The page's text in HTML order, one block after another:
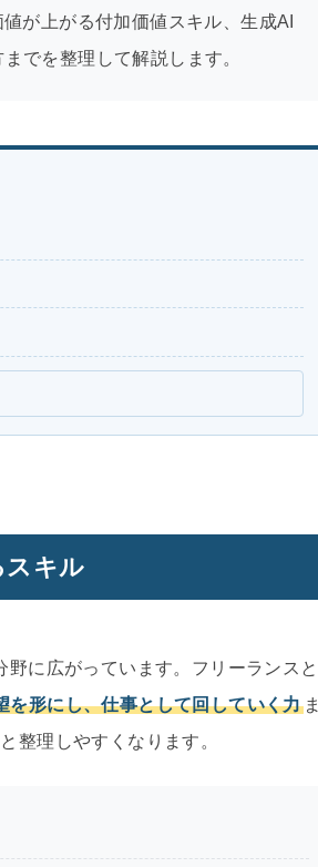
が上がる付加価値スキル、生成AI
でを整理して解説します。
スキル
に広がっています。フリーランスと
を形にし、仕事として回していく力ま
整理しやすくなります。